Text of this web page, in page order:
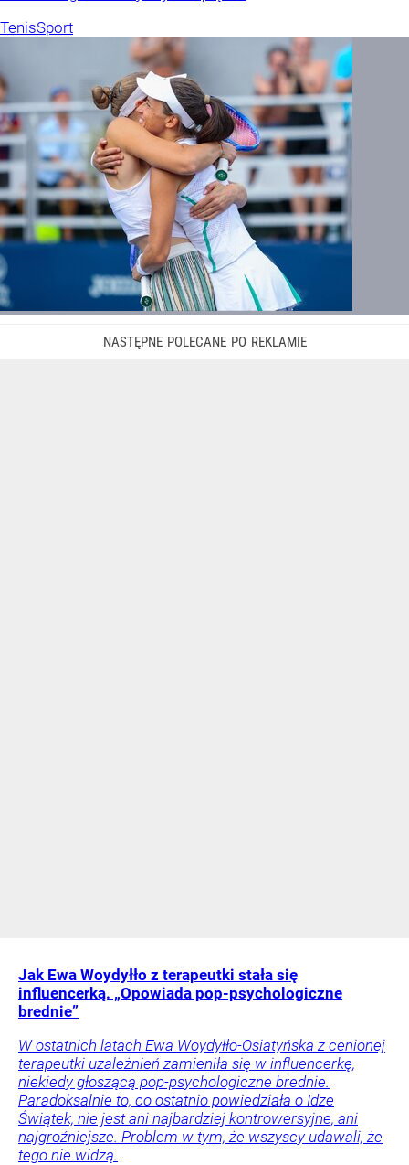
TenisSport
Jak Ewa Woydyłło z terapeutki stała się
influencerką. „Opowiada pop-psychologiczne
brednie”
W ostatnich latach Ewa Woydyłło-Osiatyńska z cenionej
terapeutki uzależnień zamieniła się w influencerkę,
niekiedy głoszącą pop-psychologiczne brednie.
Paradoksalnie to, co ostatnio powiedziała o Idze
Świątek, nie jest ani najbardziej kontrowersyjne, ani
najgroźniejsze. Problem w tym, że wszyscy udawali, że
tego nie widzą.